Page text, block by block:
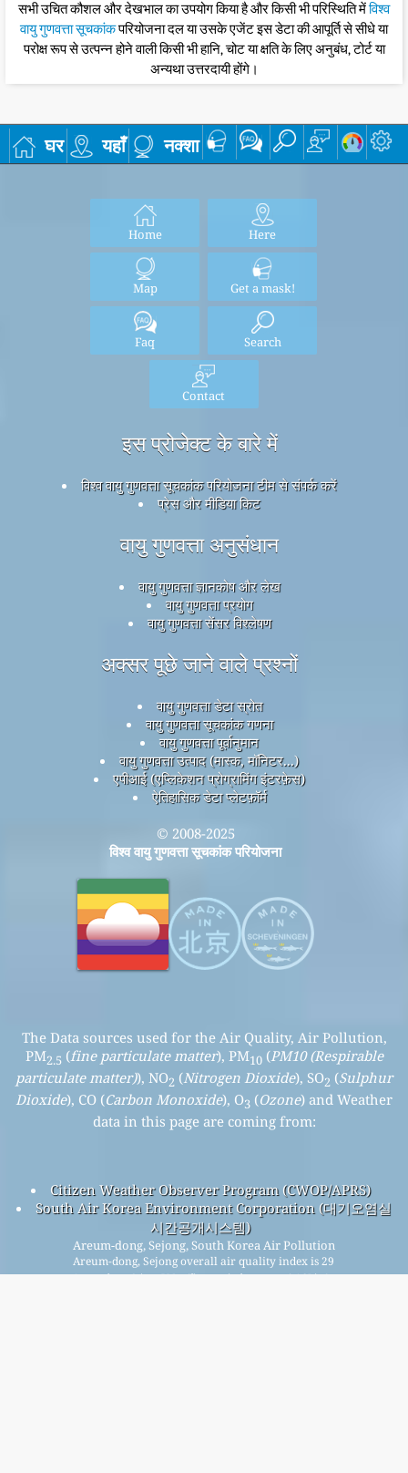
सभी उचित कौशल और देखभाल का उपयोग किया है और किसी भी परिस्थिति मेंविश्व
वायु गुणवत्ता सूचकांकपरियोजना दल या उसके एजेंट इस डेटा की आपूर्ति से सीधे या
परोक्ष रूप से उत्पन्न होने वाली किसी भी हानि, चोट या क्षति के लिए अनुबंध, टोर्ट या
अन्यथा उत्तरदायी होंगे।
घर यहाँ नक्शा
Home Here
Map Get a mask!
Faq Search
Contact
इस प्रोजेक्ट के बारे में
विश्व वायु गुणवत्ता सूचकांक परियोजना टीम से संपर्क करें
प्रेस और मीडिया किट
वायु गुणवत्ता अनुसंधान
वायु गुणवत्ता ज्ञानकोष और लेख
वायु गुणवत्ता प्रयोग
वायु गुणवत्ता सेंसर विश्लेषण
अक्सर पूछे जाने वाले प्रश्नों
वायु गुणवत्ता डेटा स्रोत
वायु गुणवत्ता सूचकांक गणना
वायु गुणवत्ता पूर्वानुमान
वायु गुणवत्ता उत्पाद (मास्क, मॉनिटर...)
एपीआई (एप्लिकेशन प्रोग्रामिंग इंटरफ़ेस)
ऐतिहासिक डेटा प्लेटफ़ॉर्म
© 2008-2025
विश्व वायु गुणवत्ता सूचकांक परियोजना
The Data sources used for the Air Quality, Air Pollution,
PM2.5 (fine particulate matter), PM10(PM10 (Respirable
particulate matter)), NO2 (Nitrogen Dioxide), SO2 (Sulphur
Dioxide), CO (Carbon Monoxide), O3 (Ozone) and Weather
data in this page are coming from:
Citizen Weather Observer Program (CWOP/APRS)
South Air Korea Environment Corporation (대기오염실
시간공개시스템)
Areum-dong, Sejong, South Korea Air Pollution
Areum-dong, Sejong overall air quality index is 29
Areum-dong, Sejong PM
(fine particulate matter) AQI is 9 -